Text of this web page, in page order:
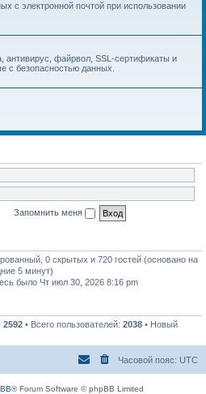
с электронной почтой при использовании
антивирус, файрвол, SSL-сертификаты и
с безопасностью данных.
Запомнить меня
0 скрытых и 720 гостей (основано на
5 минут)
было Чт июл 30, 2026 8:16 pm
2592 • Всего пользователей: 2038 • Новый
Часовой пояс: UTC
® Forum Software © phpBB Limited